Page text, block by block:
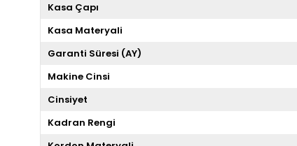
Kasa Çapı
Kasa Materyali
Garanti Süresi (AY)
Makine Cinsi
Cinsiyet
Kadran Rengi